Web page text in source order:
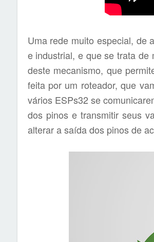
Uma rede muito especial, de
e industrial, e que se trata de
deste mecanismo, que
feita por um roteador, que
vários ESPs32 se
dos pinos e transmitir seus
alterar a saída dos pinos de